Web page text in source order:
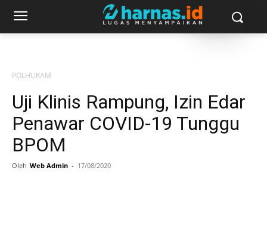
POLHUKAM
Uji Klinis Rampung, Izin Edar
Penawar COVID-19 Tunggu
BPOM
Oleh Web Admin - 17/08/2020